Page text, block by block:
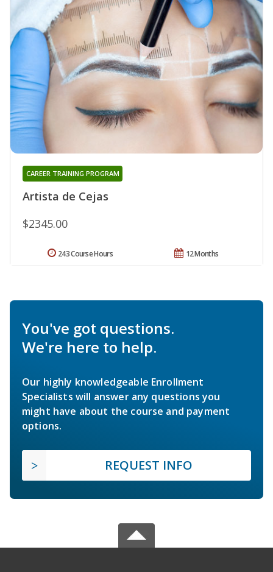
Artista de Cejas
CAREER TRAINING PROGRAM
$2345.00
12 Months
243 Course Hours
You've got questions.
We're here to help.
Our highly knowledgeable Enrollment
Specialists will answer any questions you
might have about the course and payment
options.
REQUEST INFO